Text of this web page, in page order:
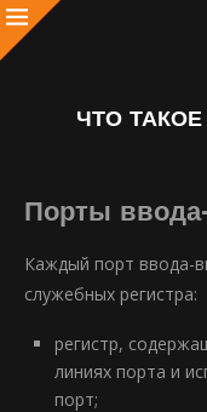
ЧТО
Порты
Каждый порт ввода-
служебных регистра:
регистр,
линиях порта и
порт;